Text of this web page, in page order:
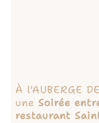
À l'AUBERGE
une Soirée
restaurant